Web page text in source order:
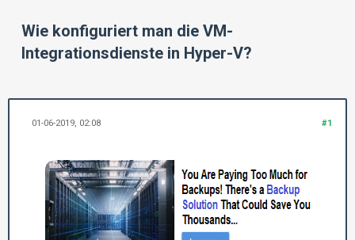
Wie konfiguriert man die VM-
Integrationsdienste in Hyper-V?
#1
01-06-2019, 02:08